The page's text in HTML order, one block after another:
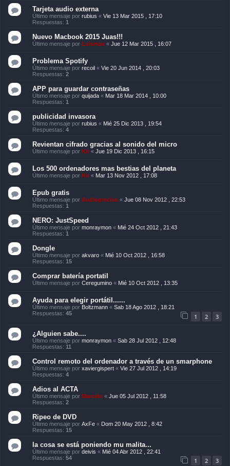
Tarjeta audio externa
Último mensaje por rubius « Vie 13 Mar 2015 , 17:10
Respuestas: 1
Nuevo Macbook 2015 Juas!!!
Último mensaje por Luismax « Jue 12 Mar 2015 , 16:07
Problema Spotify
Último mensaje por recoil « Vie 20 Jun 2014 , 20:03
Respuestas: 2
APP para guardar contraseñas
Último mensaje por quijada « Mar 18 Mar 2014 , 10:00
Respuestas: 1
publicidad invasora
Último mensaje por rubius « Mié 25 Dic 2013 , 19:54
Respuestas: 4
Revientan cifrado gracias al sonido del micro
Último mensaje por Kir « Jue 19 Dic 2013 , 16:15
Los 500 ordenadores mas bestias del planeta
Último mensaje por Kir « Mar 13 Nov 2012 , 17:08
Epub gratis
Último mensaje por Audiopreciso « Jue 08 Nov 2012 , 22:53
Respuestas: 1
NERO: JustSpeed
Último mensaje por monraymon « Mié 24 Oct 2012 , 21:43
Respuestas: 1
Dongle
Último mensaje por akvaro « Mié 10 Oct 2012 , 16:58
Respuestas: 15
Comprar batería portatil
Último mensaje por Ceregumino « Mié 10 Oct 2012 , 13:35
Ayuda para elegir portátil......
Último mensaje por Boltzmann « Sab 18 Ago 2012 , 18:21
Respuestas: 45 1 2 3
¿Alguien sabe....
Último mensaje por monraymon « Sab 28 Jul 2012 , 12:48
Respuestas: 11
Control remoto del ordenador a través de un smarphone
Último mensaje por xaviergispert « Vie 27 Jul 2012 , 14:19
Respuestas: 4
Adios al ACTA
Último mensaje por Marcelo « Jue 05 Jul 2012 , 11:58
Respuestas: 2
Ripeo de DVD
Último mensaje por AxFe « Dom 20 May 2012 , 8:42
Respuestas: 15
la cosa se está poniendo mu malita...
Último mensaje por deivis « Mié 04 Abr 2012 , 22:41
Respuestas: 54 1 2 3